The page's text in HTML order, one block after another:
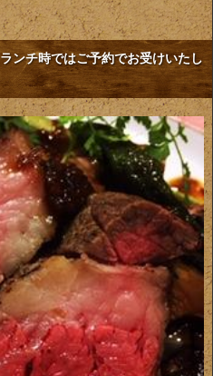
ンチ時ではご予約でお受けいたし